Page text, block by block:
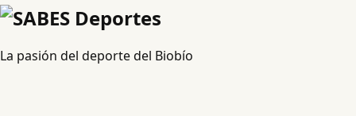
La pasión del deporte del Biobío